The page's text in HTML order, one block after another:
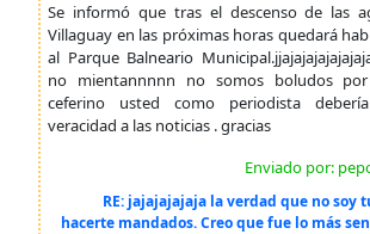
Se informó que tras el descenso de las
Villaguay en las próximas horas quedará
al Parque Balneario
no mientannnnn no somos boludos
ceferino usted como periodista
veracidad a las noticias . gracias
Enviado por:
RE: jajajajajaja la verdad que no soy
hacerte mandados. Creo que fue lo más